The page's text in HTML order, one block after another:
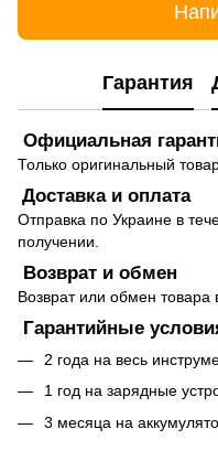
Гарантия
Официальная
Только оригинальный
Доставка и оплата
Отправка по Украине в
получении.
Возврат и обмен
Возврат или обмен товара
Гарантийные
2 года на весь
1 год на зарядные
3 месяца на